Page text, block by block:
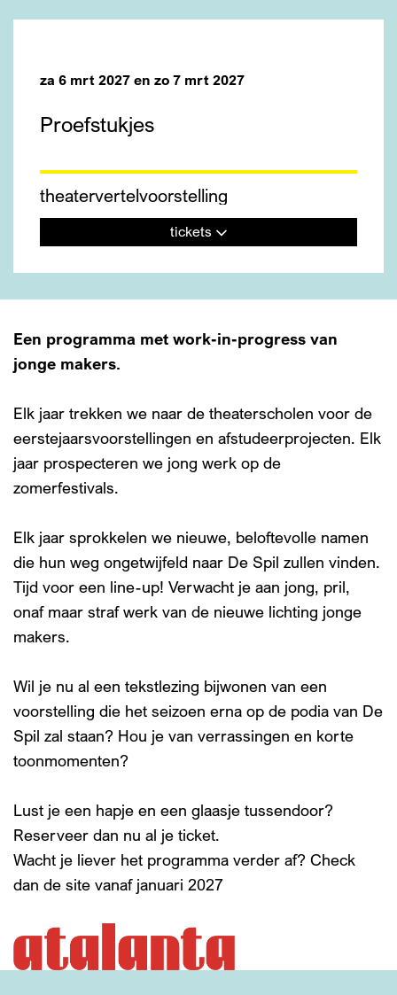
Proefstukjes
za 6 mrt 2027 en zo 7 mrt 2027
theatervertelvoorstelling
tickets
Een programma met work-in-progress van
jonge makers.
Elk jaar trekken we naar de theaterscholen voor de
eerstejaarsvoorstellingen en afstudeerprojecten. Elk
jaar prospecteren we jong werk op de
zomerfestivals.
Elk jaar sprokkelen we nieuwe, beloftevolle namen
die hun weg ongetwijfeld naar De Spil zullen vinden.
Tijd voor een line-up! Verwacht je aan jong, pril,
onaf maar straf werk van de nieuwe lichting jonge
makers.
Wil je nu al een tekstlezing bijwonen van een
voorstelling die het seizoen erna op de podia van De
Spil zal staan? Hou je van verrassingen en korte
toonmomenten?
Lust je een hapje en een glaasje tussendoor?
Reserveer dan nu al je ticket.
Wacht je liever het programma verder af? Check
dan de site vanaf januari 2027